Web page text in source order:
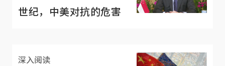
世纪，中美对抗的危害
深入阅读